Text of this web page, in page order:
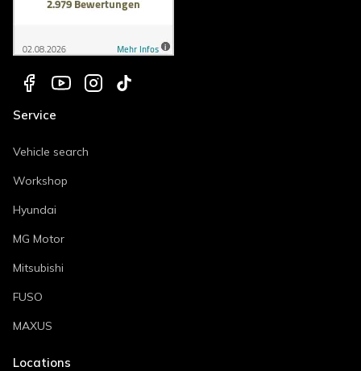
Service
Vehicle search
Workshop
Hyundai
MG Motor
Mitsubishi
FUSO
MAXUS
Locations